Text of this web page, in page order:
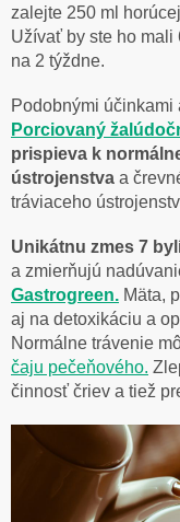
zalejte 250 ml
Užívať by ste ho mali
na 2 týždne.
Podobnými
Porciovaný
prispieva k
ústrojenstva a
tráviaceho
Unikátnu zmes 7
a zmierňujú
Gastrogreen. Mäta,
aj na detoxikáciu a
Normálne trávenie
čaju pečeňového.
činnosť čriev a tiež